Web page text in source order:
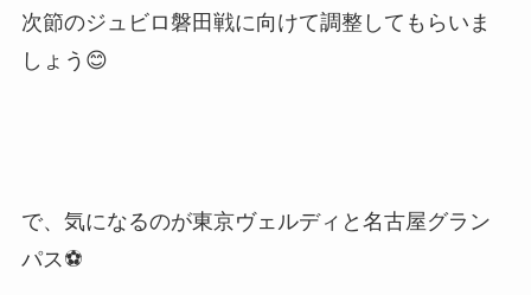
次節のジュビロ磐田戦に向けて調整してもらいま
しょう😊
で、気になるのが東京ヴェルディと名古屋グラン
パス⚽